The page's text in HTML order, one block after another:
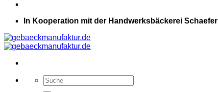
In Kooperation mit der Handwerksbäckerei Schaefer
Suchen
nach: